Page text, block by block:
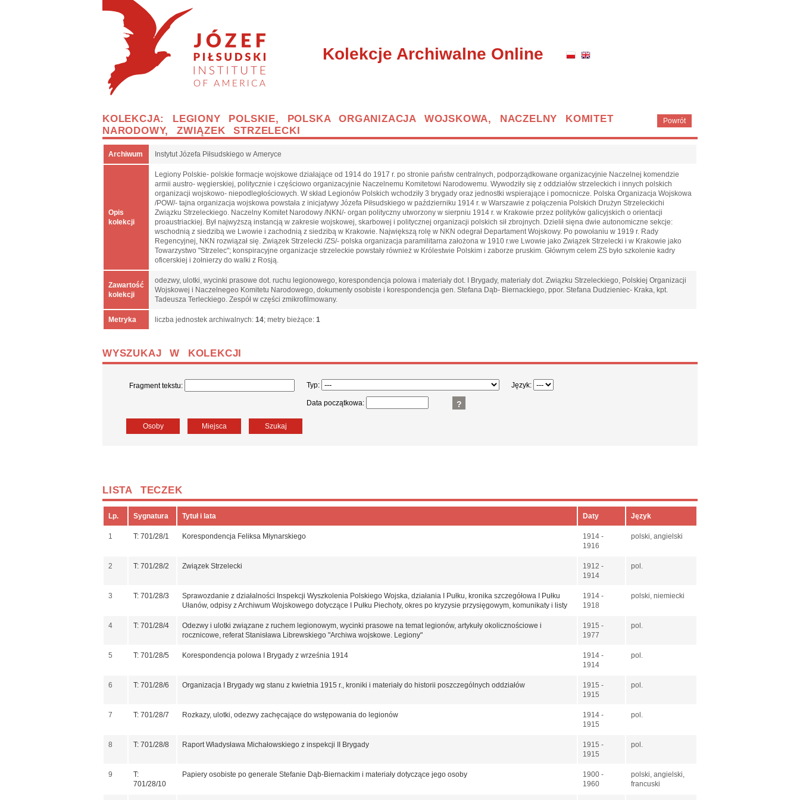
Kolekcje Archiwalne Online
Powrót
KOLEKCJA: LEGIONY POLSKIE, POLSKA ORGANIZACJA WOJSKOWA, NACZELNY KOMITET
NARODOWY, ZWIĄZEK STRZELECKI
Archiwum Instytut Józefa Piłsudskiego w Ameryce
Opis
kolekcji
Legiony Polskie- polskie formacje wojskowe działające od 1914 do 1917 r. po stronie państw centralnych, podporządkowane organizacyjnie Naczelnej komendzie
armii austro- węgierskiej, politycznie i częściowo organizacyjnie Naczelnemu Komitetowi Narodowemu. Wywodziły się z oddziałów strzeleckich i innych polskich
organizacji wojskowo- niepodległościowych. W skład Legionów Polskich wchodziły 3 brygady oraz jednostki wspierające i pomocnicze. Polska Organizacja Wojskowa
/POW/- tajna organizacja wojskowa powstała z inicjatywy Józefa Piłsudskiego w październiku 1914 r. w Warszawie z połączenia Polskich Drużyn Strzeleckichi
Związku Strzeleckiego. Naczelny Komitet Narodowy /NKN/- organ polityczny utworzony w sierpniu 1914 r. w Krakowie przez polityków galicyjskich o orientacji
proaustriackiej. Był najwyższą instancją w zakresie wojskowej, skarbowej i politycznej organizacji polskich sił zbrojnych. Dzielił sięna dwie autonomiczne sekcje:
wschodnią z siedzibą we Lwowie i zachodnią z siedzibą w Krakowie. Największą rolę w NKN odegrał Departament Wojskowy. Po powołaniu w 1919 r. Rady
Regencyjnej, NKN rozwiązał się. Związek Strzelecki /ZS/- polska organizacja paramilitarna założona w 1910 r.we Lwowie jako Związek Strzelecki i w Krakowie jako
Towarzystwo "Strzelec"; konspiracyjne organizacje strzeleckie powstały również w Królestwie Polskim i zaborze pruskim. Głównym celem ZS było szkolenie kadry
oficerskiej i żołnierzy do walki z Rosją.
Zawartość
kolekcji
odezwy, ulotki, wycinki prasowe dot. ruchu legionowego, korespondencja polowa i materiały dot. I Brygady, materiały dot. Związku Strzeleckiego, Polskiej Organizacji
Wojskowej i Naczelnegeo Komitetu Narodowego, dokumenty osobiste i korespondencja gen. Stefana Dąb- Biernackiego, ppor. Stefana Dudzieniec- Kraka, kpt.
Tadeusza Terleckiego. Zespół w części zmikrofilmowany.
Metryka liczba jednostek archiwalnych: 14; metry bieżące: 1
WYSZUKAJ W KOLEKCJI
Fragment tekstu: Typ: Język:
Data początkowa: ?
Osoby Miejsca Szukaj
LISTA TECZEK
Lp. Sygnatura Tytuł i lata Daty Język
1 T: 701/28/1 Korespondencja Feliksa Młynarskiego
1914 -
1916
polski, angielski
2 T: 701/28/2 Związek Strzelecki
1912 -
1914
pol.
3 T: 701/28/3
Sprawozdanie z działalności Inspekcji Wyszkolenia Polskiego Wojska, działania I Pułku, kronika szczegółowa I Pułku
Ułanów, odpisy z Archiwum Wojskowego dotyczące I Pułku Piechoty, okres po kryzysie przysięgowym, komunikaty i listy
1914 -
1918
polski, niemiecki
4 T: 701/28/4
Odezwy i ulotki związane z ruchem legionowym, wycinki prasowe na temat legionów, artykuły okolicznościowe i
rocznicowe, referat Stanisława Librewskiego "Archiwa wojskowe. Legiony"
1915 -
1977
pol.
5 T: 701/28/5 Korespondencja polowa I Brygady z września 1914
1914 -
1914
pol.
6 T: 701/28/6 Organizacja I Brygady wg stanu z kwietnia 1915 r., kroniki i materiały do historii poszczególnych oddziałów
1915 -
1915
pol.
7 T: 701/28/7 Rozkazy, ulotki, odezwy zachęcające do wstępowania do legionów
1914 -
1915
pol.
8 T: 701/28/8 Raport Władysława Michałowskiego z inspekcji II Brygady
1915 -
1915
pol.
9
T:
701/28/10
Papiery osobiste po generale Stefanie Dąb-Biernackim i materiały dotyczące jego osoby
1900 -
1960
polski, angielski,
francuski